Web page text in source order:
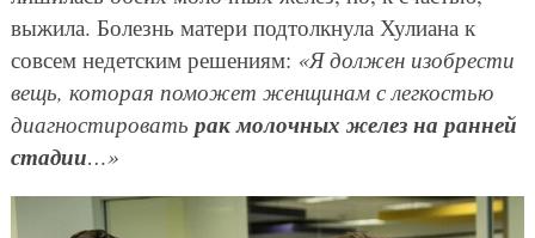
выжила. Болезнь матери подтолкнула Хулиана к
совсем недетским решениям: «Я должен изобрести
вещь, которая поможет женщинам с легкостью
диагностировать рак молочных желез на ранней
стадии…»